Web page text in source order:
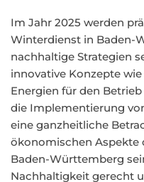
Im Jahr 2025 werden
Winterdienst in Baden-
nachhaltige Strategien
innovative Konzepte
Energien für den
die Implementierung
eine ganzheitliche
ökonomischen Aspekte
Baden-Württemberg
Nachhaltigkeit gerecht